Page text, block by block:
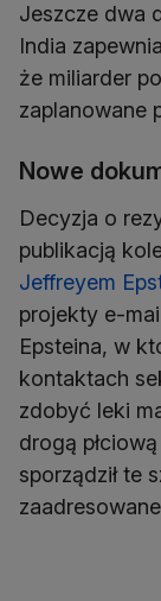
Jeszcze dwa
India
że miliarder
zaplanowane
Nowe
Decyzja o
publikacją
Jeffreyem
projekty e-
Epsteina, w
kontaktach
zdobyć leki
drogą
sporządził te